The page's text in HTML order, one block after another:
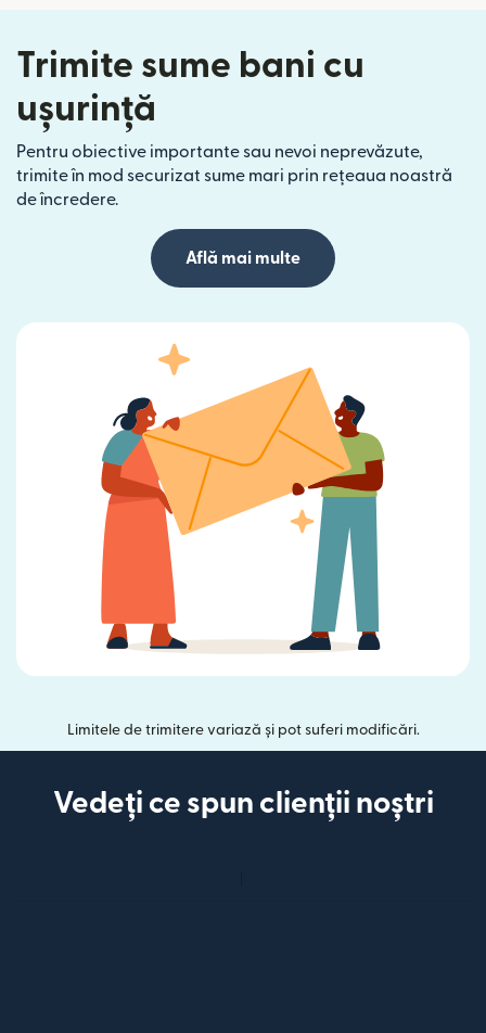
Trimite sume bani cu
ușurință
Pentru obiective importante sau nevoi neprevăzute,
trimite în mod securizat sume mari prin rețeaua noastră
de încredere.
Află mai multe
Limitele de trimitere variază și pot suferi modificări.
Vedeți ce spun clienții noștri